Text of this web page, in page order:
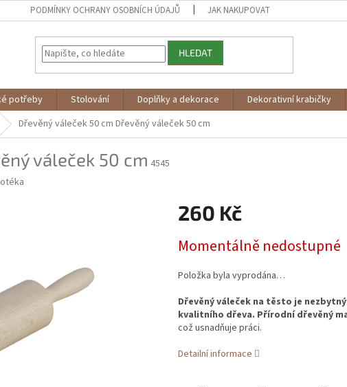
PODMÍNKY OCHRANY OSOBNÍCH ÚDAJŮ JAK NAKUPOVAT
HLEDAT
potřeby Stolování Doplňky a dekorace Dekorativní krabičky
Dřevěný váleček 50 cm Dřevěný váleček 50 cm
váleček 50 cm 4545
260 Kč
cena:
Momentálně nedostupné
Položka byla vyprodána…
Dřevěný váleček na těsto je
kvalitního dřeva. Přírodní dřevěný
což usnadňuje práci.
Detailní informace